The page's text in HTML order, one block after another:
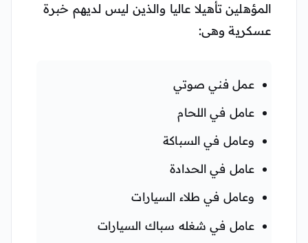
المؤهلين تأهيلا عاليا والذين ليس لديهم خبرة
عسكرية وهى:
عمل فني صوتي
عامل في اللحام
وعامل في السباكة
عامل في الحدادة
وعامل في طلاء السيارات
عامل في شغله سباك السيارات